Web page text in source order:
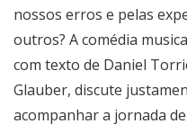
nossos erros e pelas
outros? A comédia
com texto de Daniel
Glauber, discute
acompanhar a jornada